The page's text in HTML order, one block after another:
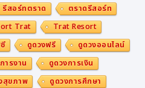
Chancellor อธิการบดี
Professor James Fitch
College of Business,M
of Public Affairs รวม
ประจำประเทศไทยMs. Nan
รีสอร์ทตราด
ตราดรีสอร์ท
Trat
Trat Resort
ดูดวงฟรี
ดูดวงออนไลน์
ารงาน
ดูดวงการเงิน
สุขภาพ ดูดวงการศึกษา